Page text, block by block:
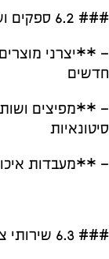
### 6.2 ספקים ושותפי עסקיים:
– **יצרני
חדשים
סיטונאיות
– **מעבדות
### 6.3 שירותי צדדים שלישיים טכנולוגיים: